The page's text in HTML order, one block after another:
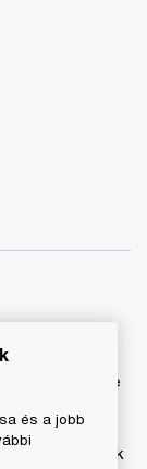
Kft.-re
álló
hálózatának
és a jobb